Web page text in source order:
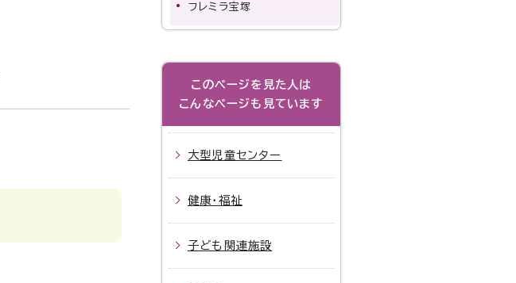
フレミラ宝塚
このページを見た人は
こんなページも見ています
大型児童センター
健康・福祉
子ども関連施設